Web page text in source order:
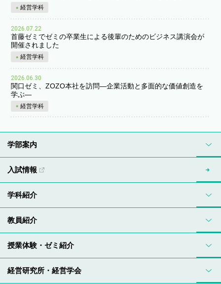
経営学科
2026.07.22
首藤ゼミでゼミの卒業生による後輩のためのビジネス講演会が
開催されました
経営学科
2026.06.30
関口ゼミ、ZOZO本社を訪問―企業活動と多面的な価値創造を
学ぶ―
経営学科
学部案内
入試情報
学科紹介
教員紹介
授業体験・ゼミ紹介
経営研究所・経営学会